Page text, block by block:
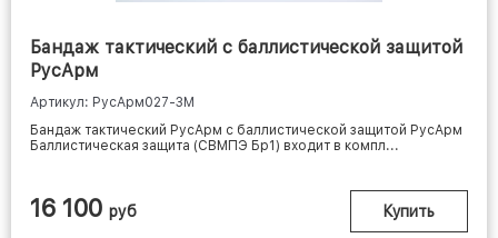
Бандаж тактический с баллистической защитой
РусАрм
Артикул: РусАрм027-3M
Бандаж тактический РусАрм с баллистической защитой РусАрм
Баллистическая защита (СВМПЭ Бр1) входит в компл...
16 100 руб Купить